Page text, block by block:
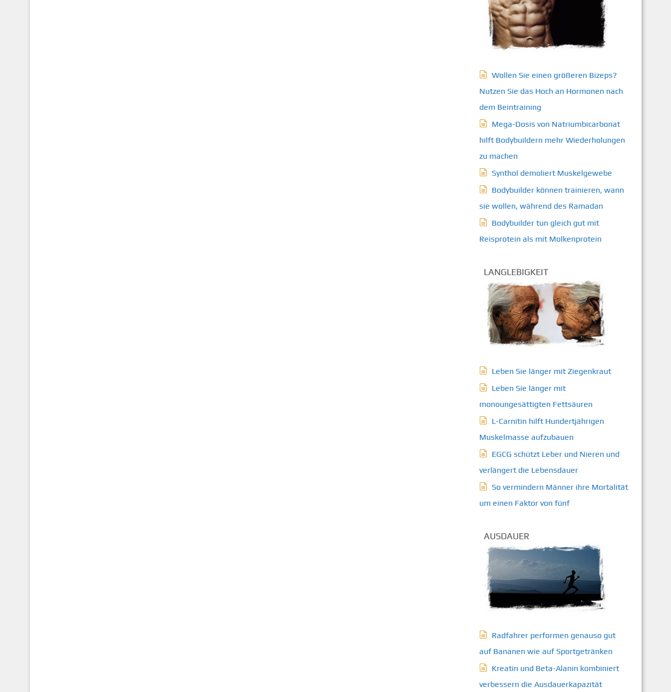
Wollen Sie einen größeren Bizeps?
Nutzen Sie das Hoch an Hormonen nach
dem Beintraining
Mega-Dosis von Natriumbicarbonat
hilft Bodybuildern mehr Wiederholungen
zu machen
Synthol demoliert Muskelgewebe
Bodybuilder können trainieren, wann
sie wollen, während des Ramadan
Bodybuilder tun gleich gut mit
Reisprotein als mit Molkenprotein
LANGLEBIGKEIT
Leben Sie länger mit Ziegenkraut
Leben Sie länger mit
monoungesättigten Fettsäuren
L-Carnitin hilft Hundertjährigen
Muskelmasse aufzubauen
EGCG schützt Leber und Nieren und
verlängert die Lebensdauer
So vermindern Männer ihre Mortalität
um einen Faktor von fünf
AUSDAUER
Radfahrer performen genauso gut
auf Bananen wie auf Sportgetränken
Kreatin und Beta-Alanin kombiniert
verbessern die Ausdauerkapazität